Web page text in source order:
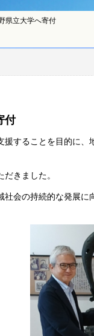
県立大学へ寄付
付
援することを目的に
きました。
社会の持続的な発展